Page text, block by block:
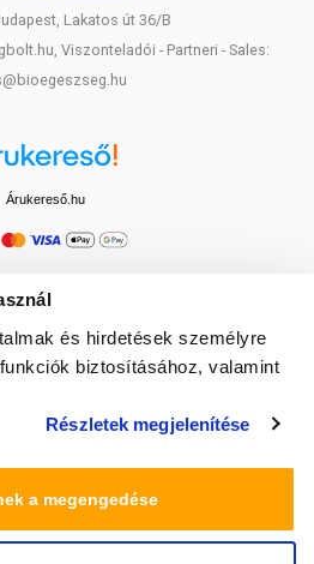
és hirdetések személyre
biztosításához, valamint
partnereinkkel megosztjuk az
számukra vagy az Ön által
gyűjtöttek.
Részletek megjelenítése
a megengedése
Lakatos út 36/B
Viszonteladói - Partneri - Sales:
Árukereső.hu